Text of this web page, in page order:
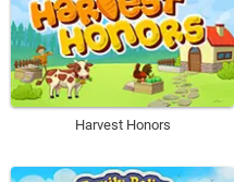
Harvest Honors